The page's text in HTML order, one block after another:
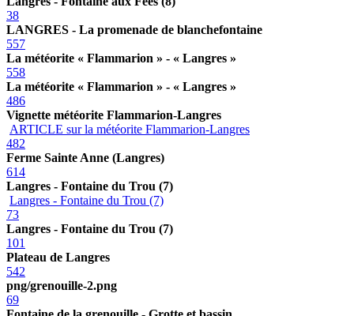
38
LANGRES - La promenade de blanchefontaine
557
La météorite « Flammarion » - « Langres »
558
La météorite « Flammarion » - « Langres »
486
Vignette météorite Flammarion-Langres
ARTICLE sur la météorite Flammarion-Langres
482
Ferme Sainte Anne (Langres)
614
Langres - Fontaine du Trou (7)
Langres - Fontaine du Trou (7)
73
Langres - Fontaine du Trou (7)
101
Plateau de Langres
542
png/grenouille-2.png
69